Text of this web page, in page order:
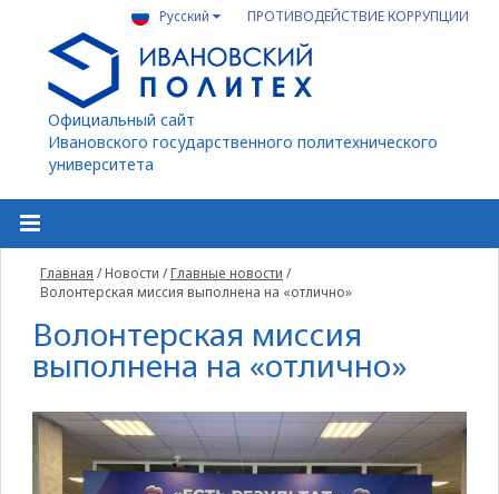
ПРОТИВОДЕЙСТВИЕ КОРРУПЦИИ
Русский
Официальный сайт
Ивановского государственного политехнического
университета
Главная /Новости /Главные новости /
Волонтерская миссия выполнена на «отлично»
Волонтерская миссия
выполнена на «отлично»